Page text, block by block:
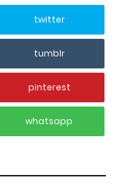
twitter
tumblr
pinterest
whatsapp